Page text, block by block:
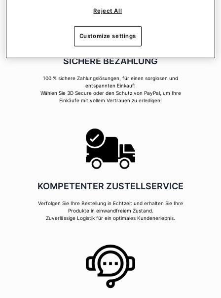
SICHERE BEZAHLUNG
100 % sichere Zahlungslösungen, für einen sorglosen und
entspannten Einkauf!
Wählen Sie 3D Secure oder den Schutz von PayPal, um Ihre
Einkäufe mit vollem Vertrauen zu erledigen!
KOMPETENTER ZUSTELLSERVICE
Verfolgen Sie Ihre Bestellung in Echtzeit und erhalten Sie Ihre
Produkte in einwandfreiem Zustand.
Zuverlässige Logistik für ein optimales Kundenerlebnis.
Reject All
Customize settings